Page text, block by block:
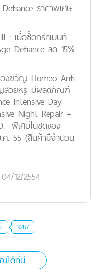
ราคาพิเศษ
: เมื่อซื้อทรีทเมนท์
Defiance ลด 15%
งขวัญ Homeo Anti
สวยหรู มีผลิตภัณฑ์
Intensive Day
Night Repair +
พิเศษในชุดของ
55 (สินค้ามีจำนวน
12/2554
3287
ได้ที่นี่